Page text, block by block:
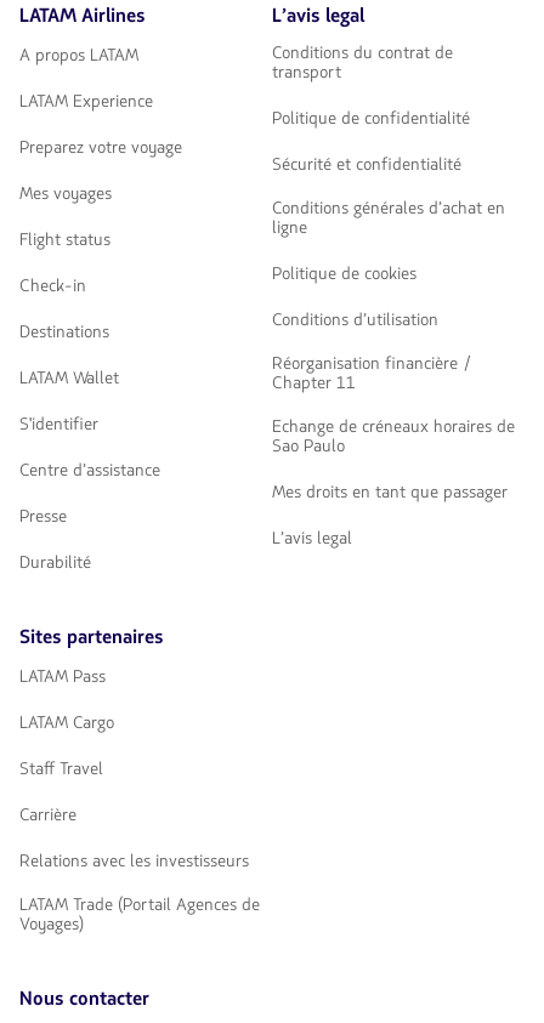
LATAM Airlines
A propos LATAM
LATAM Experience
Preparez votre voyage
Mes voyages
Flight status
Check-in
Destinations
LATAM Wallet
S'identifier
Centre d’assistance
Presse
Durabilité
L’avis legal
Conditions du contrat de
transport
Politique de confidentialité
Sécurité et confidentialité
Conditions générales d’achat en
ligne
Politique de cookies
Conditions d’utilisation
Réorganisation financière /
Chapter 11
Echange de créneaux horaires de
Sao Paulo
Mes droits en tant que passager
L’avis legal
Sites partenaires
LATAM Pass
LATAM Cargo
Staff Travel
Carrière
Relations avec les investisseurs
LATAM Trade (Portail Agences de
Voyages)
Nous contacter